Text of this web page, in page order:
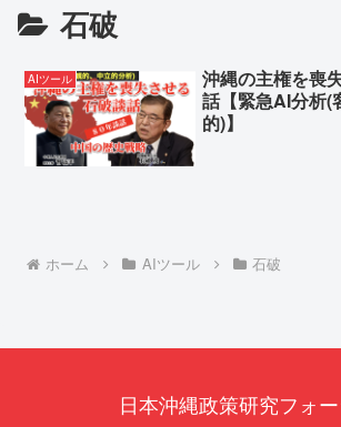
石破
AIツール
沖縄の主権を喪
話【緊急AI分析(
的)】
ホーム AIツール 石破
日本沖縄政策研究フォ